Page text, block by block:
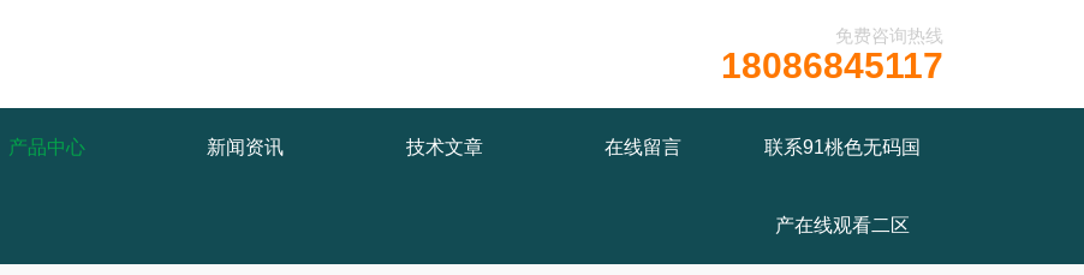
免费咨询热线
18086845117
产品中心 新闻资讯 技术文章 在线留言 联系91桃色无码国
产在线观看二区